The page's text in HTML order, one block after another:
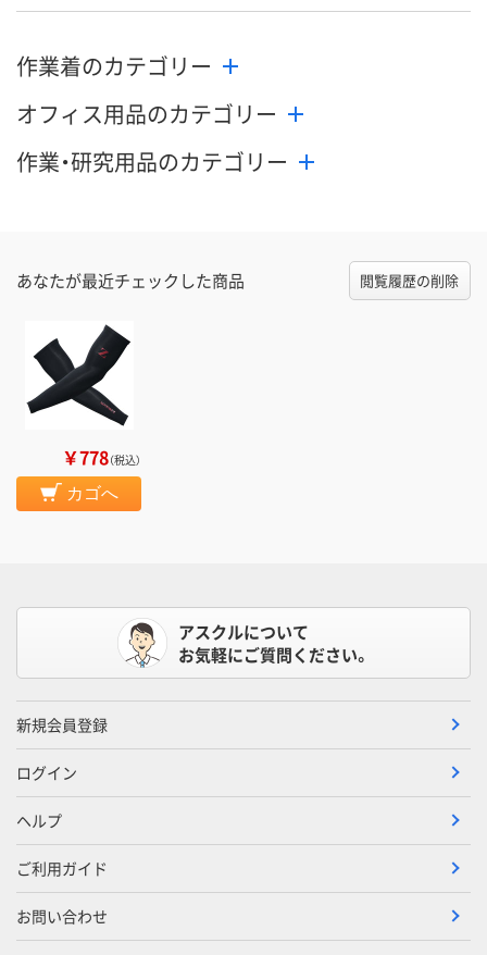
作業着のカテゴリー
オフィス用品のカテゴリー
作業・研究用品のカテゴリー
あなたが最近チェックした商品 閲覧履歴の削除
￥778（税込）
カゴへ
アスクルについて
お気軽にご質問ください。
新規会員登録
ログイン
ヘルプ
ご利用ガイド
お問い合わせ